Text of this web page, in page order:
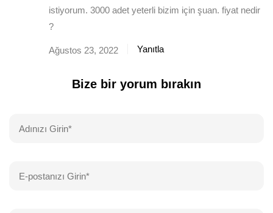
istiyorum. 3000 adet yeterli bizim için şuan. fiyat nedir
?
Ağustos 23, 2022 Yanıtla
Bize bir yorum bırakın